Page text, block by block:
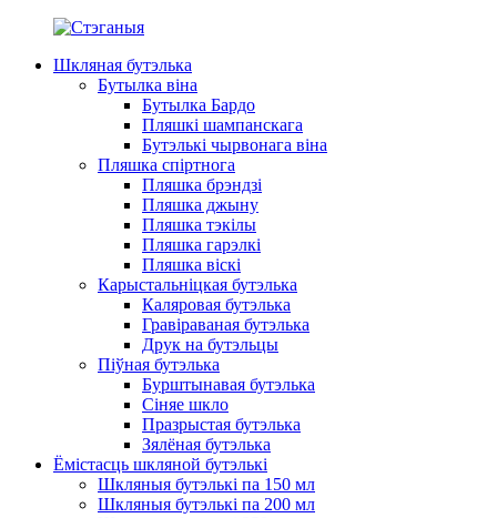
Шкляная бутэлька
Бутылка віна
Бутылка Бардо
Пляшкі шампанскага
Бутэлькі чырвонага віна
Пляшка спіртнога
Пляшка брэндзі
Пляшка джыну
Пляшка тэкілы
Пляшка гарэлкі
Пляшка віскі
Карыстальніцкая бутэлька
Каляровая бутэлька
Гравіраваная бутэлька
Друк на бутэльцы
Піўная бутэлька
Бурштынавая бутэлька
Сіняе шкло
Празрыстая бутэлька
Зялёная бутэлька
Ёмістасць шкляной бутэлькі
Шкляныя бутэлькі па 150 мл
Шкляныя бутэлькі па 200 мл